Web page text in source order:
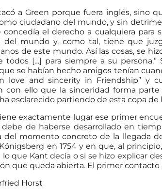
a Green porque fuera inglés, sino
ciudadano del mundo, y sin
concedía el derecho a cualquiera
del mundo y, como tal, tiene que
de este mundo. Así las cosas, se
todos […] para siempre a su
se habían hecho amigos tenían
love and sincerity in Friendship” y
con ello que la sinceridad forma
esclarecido partiendo de esta copa de
exactamente lugar ese primer
debe de haberse desarrollado en
del momento concreto de la llegada
en 1754 y en que, al
que Kant decía o si se hizo explicar
que queda abierta. El primer contacto
Horst